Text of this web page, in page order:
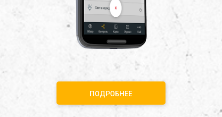
ПОДРОБНЕЕ